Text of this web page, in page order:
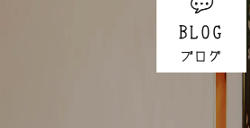
BLOG
ブログ